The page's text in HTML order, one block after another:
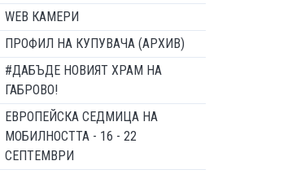
WEB КАМЕРИ
ПРОФИЛ НА КУПУВАЧА (АРХИВ)
#ДАБЪДЕ НОВИЯТ ХРАМ НА
ГАБРОВО!
ЕВРОПЕЙСКА СЕДМИЦА НА
МОБИЛНОСТТА - 16 - 22
СЕПТЕМВРИ